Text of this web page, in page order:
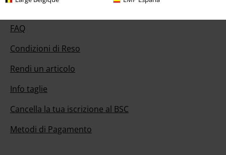
Servizio Clienti
FAQ
Condizioni di Reso
Rendi un articolo
Info taglie
Cancella la tua iscrizione al BSC
Metodi di Pagamento